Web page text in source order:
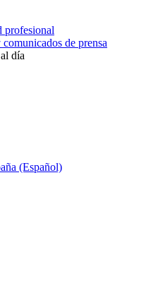
profesional
de prensa
día
(Español)